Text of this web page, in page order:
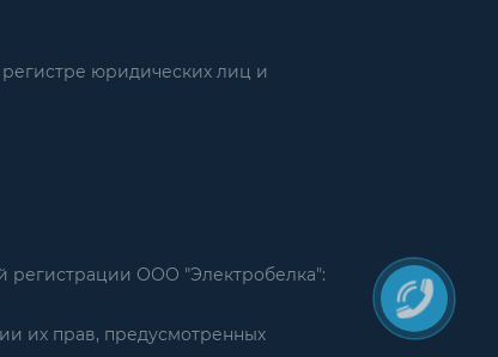
юридических лиц и
регистрации ООО "Электробелка":
их прав, предусмотренных